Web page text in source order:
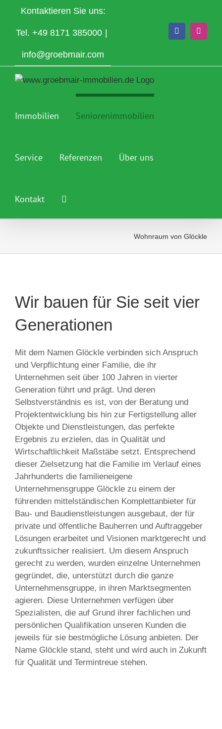
springen
Kontaktieren Sie uns:
Tel. +49 8171 385000
info@groebmair.com
Facebook
Immobilien Seniorenimmobilien
Service Referenzen Über uns
Kontakt
Wohnraum von Glöckle
Wir bauen für Sie seit vier
Generationen
Mit dem Namen Glöckle verbinden sich Anspruch
und Verpflichtung einer Familie, die ihr
Unternehmen seit über 100 Jahren in vierter
Generation führt und prägt. Und deren
Selbstverständnis es ist, von der Beratung und
Projektentwicklung bis hin zur Fertigstellung aller
Objekte und Dienstleistungen, das perfekte
Ergebnis zu erzielen, das in Qualität und
Wirtschaftlichkeit Maßstäbe setzt. Entsprechend
dieser Zielsetzung hat die Familie im Verlauf eines
Jahrhunderts die familien­eigene
Unternehmensgruppe Glöckle zu einem der
führenden mittelständischen Komplettanbieter für
Bau- und Baudienstleistungen ausgebaut, der für
private und öffentliche Bauherren und Auftraggeber
Lösungen erarbeitet und Visionen marktgerecht und
zukunftssicher realisiert. Um diesem Anspruch
gerecht zu werden, wurden einzelne Unternehmen
gegründet, die, unterstützt durch die ganze
Unternehmensgruppe, in ihren Marktsegmenten
agieren. Diese Unternehmen verfügen über
Spezialisten, die auf Grund ihrer fachlichen und
persönlichen Qualifikation unseren Kunden die
jeweils für sie bestmögliche Lösung anbieten. Der
Name Glöckle stand, steht und wird auch in Zukunft
für Qualität und Termintreue stehen.